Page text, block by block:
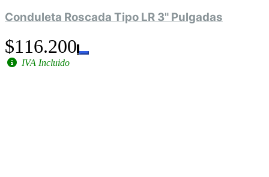
Conduleta Roscada Tipo LR 3" Pulgadas
$116.200
IVA Incluido